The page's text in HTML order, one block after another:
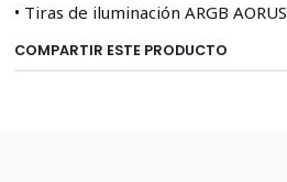
• Tiras de iluminación ARGB AORUS
COMPARTIR ESTE PRODUCTO